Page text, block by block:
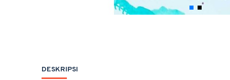
DESKRIPSI